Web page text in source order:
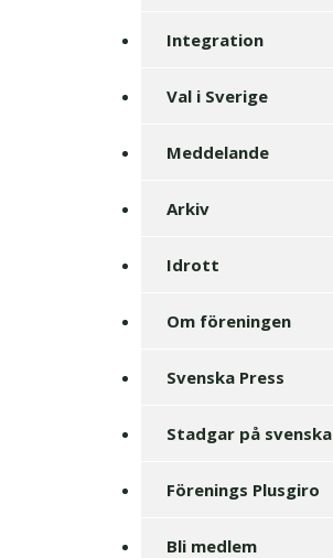
Integration
Val i Sverige
Meddelande
Arkiv
Idrott
Om föreningen
Svenska Press
Stadgar på svenska
Förenings Plusgiro
Bli medlem